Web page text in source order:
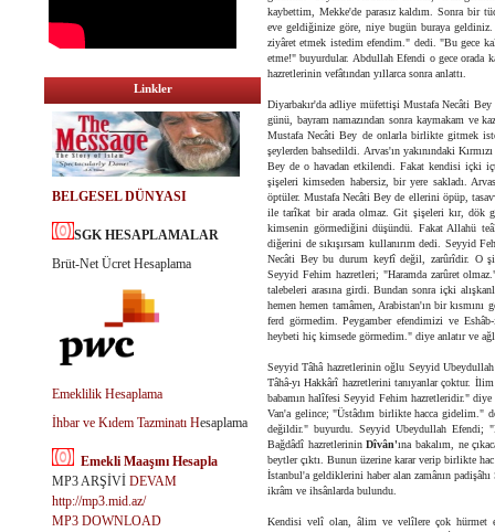
Linkler
BELGESEL DÜNYASI
SGK HESAPLAMALAR
Brüt-Net Ücret Hesaplama
Emeklilik Hesaplama
İhbar ve Kıdem Tazminatı Hesaplama
Emekli Maaşını Hesapla
MP3 ARŞİVİ DEVAM
http://mp3.mid.az/
MP3 DOWNLOAD
kaybettim, Mekke'de parasız kaldım. Sonra bir
eve geldiğinize göre, niye bugün buraya
ziyâret etmek istedim efendim." dedi. "Bu gece
etme!" buyurdular. Abdullah Efendi o gece orada
hazretlerinin vefâtından yıllarca sonra anlattı.
Diyarbakır'da adliye müfettişi Mustafa Necâti
günü, bayram namazından sonra kaymakam ve
Mustafa Necâti Bey de onlarla birlikte gitmek
şeylerden bahsedildi. Arvas'ın yakınındaki
Bey de o havadan etkilendi. Fakat kendisi içki
şişeleri kimseden habersiz, bir yere sakladı.
öptüler. Mustafa Necâti Bey de ellerini öpüp,
ile tarîkat bir arada olmaz. Git şişeleri kır, dök
kimsenin görmediğini düşündü. Fakat Allahü
diğerini de sıkışırsam kullanırım dedi. Seyyid
Necâti Bey bu durum keyfî değil, zarûrîdir. O
Seyyid Fehim hazretleri; "Haramda zarûret
talebeleri arasına girdi. Bundan sonra içki
hemen hemen tamâmen, Arabistan'ın bir
ferd görmedim. Peygamber efendimizi ve
heybeti hiç kimsede görmedim." diye anlatır ve
Seyyid Tâhâ hazretlerinin oğlu Seyyid
Tâhâ-yı Hakkârî hazretlerini tanıyanlar çoktur.
babamın halîfesi Seyyid Fehim hazretleridir."
Van'a gelince; "Üstâdım birlikte hacca gidelim."
değildir." buyurdu. Seyyid Ubeydullah Efendi;
Bağdâdî hazretlerininDîvân'ına bakalım, ne
beytler çıktı. Bunun üzerine karar verip birlikte
İstanbul'a geldiklerini haber alan zamânın
ikrâm ve ihsânlarda bulundu.
Kendisi velî olan, âlim ve velîlere çok hürmet